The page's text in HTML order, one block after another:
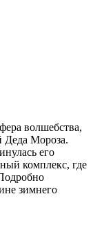
волшебства,
Деда Мороза.
его
комплекс, где
зимнего